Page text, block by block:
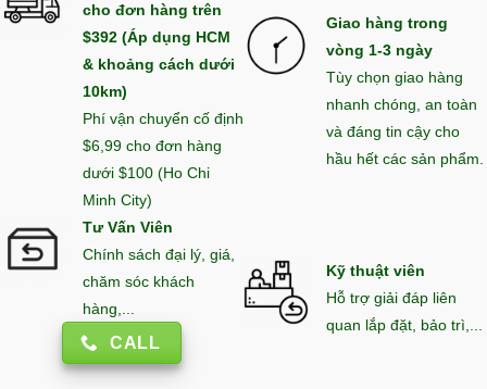
cho đơn hàng trên
$392 (Áp dụng HCM
& khoảng cách dưới
10km)
Phí vận chuyển cố định
$6,99 cho đơn hàng
dưới $100 (Ho Chi
Minh City)
Giao hàng trong
vòng 1-3 ngày
Tùy chọn giao hàng
nhanh chóng, an toàn
và đáng tin cậy cho
hầu hết các sản phẩm.
Tư Vấn Viên
Chính sách đại lý, giá,
chăm sóc khách
hàng,...
CALL
Kỹ thuật viên
Hỗ trợ giải đáp liên
quan lắp đặt, bảo trì,...